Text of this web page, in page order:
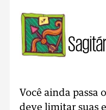
Você ainda passa
deve limitar suas